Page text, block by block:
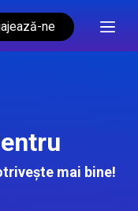
ne
mai bine!